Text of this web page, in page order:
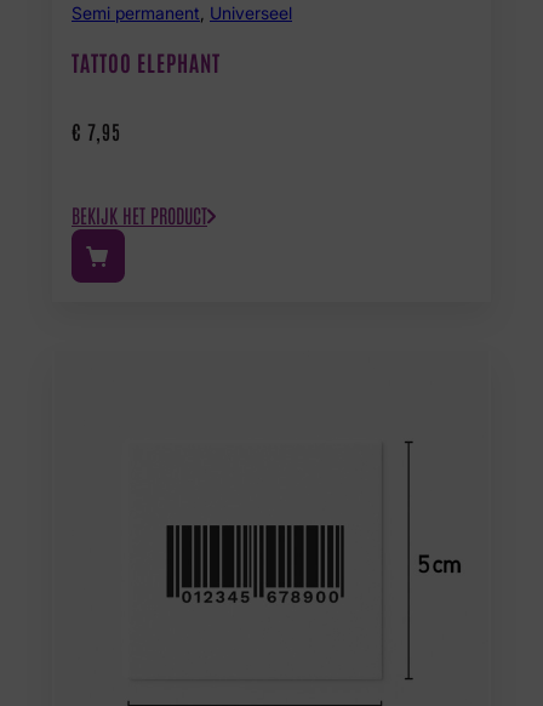
Semi permanent Universeel
TATTOO ELEPHANT
€ 7,95
BEKIJK HET PRODUCT